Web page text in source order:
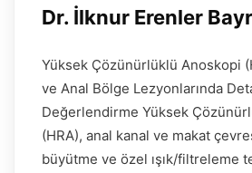
Dr. İlknur Erenler
Yüksek Çözünürlüklü Anoskopi
ve Anal Bölge Lezyonlarında
Değerlendirme Yüksek
(HRA), anal kanal ve makat
büyütme ve özel ışık/filtreleme